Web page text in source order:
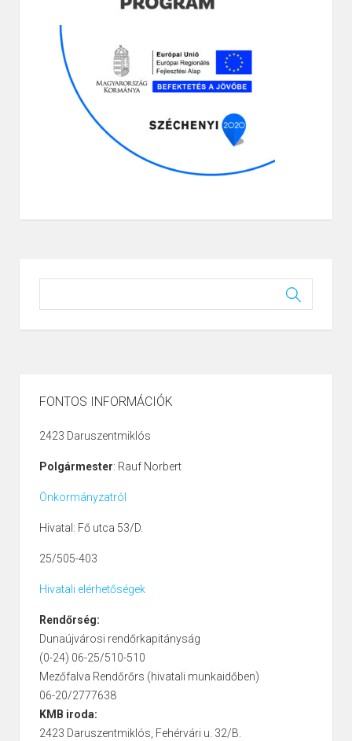
FONTOS INFORMÁCIÓK
2423 Daruszentmiklós
Polgármester: Rauf Norbert
Önkormányzatról
Hivatal: Fő utca 53/D.
25/505-403
Hivatali elérhetőségek
Rendőrség:
Dunaújvárosi rendőrkapitányság
(0-24) 06-25/510-510
Mezőfalva Rendőrőrs (hivatali munkaidőben)
06-20/2777638
KMB iroda:
2423 Daruszentmiklós, Fehérvári u. 32/B.